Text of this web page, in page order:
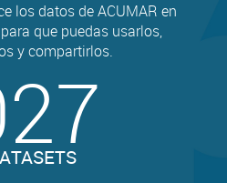
los datos de ACUMAR en
que puedas usarlos,
y compartirlos.